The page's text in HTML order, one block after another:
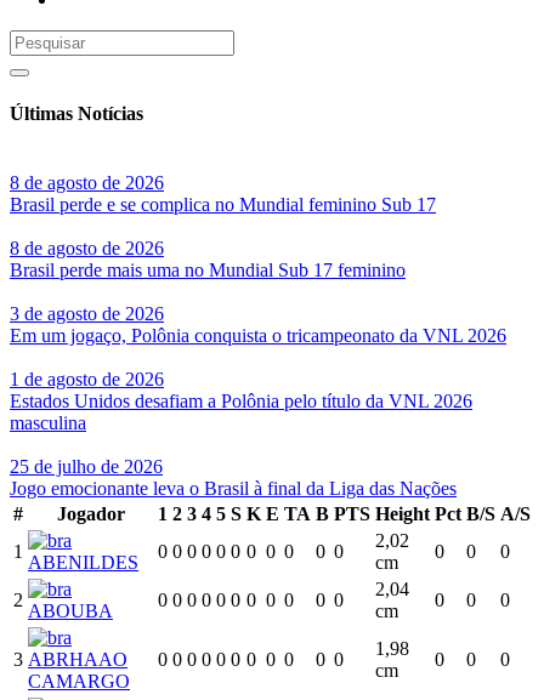
Últimas Notícias
8 de agosto de 2026
Brasil perde e se complica no Mundial feminino Sub 17
8 de agosto de 2026
Brasil perde mais uma no Mundial Sub 17 feminino
3 de agosto de 2026
Em um jogaço, Polônia conquista o tricampeonato da VNL 2026
1 de agosto de 2026
Estados Unidos desafiam a Polônia pelo título da VNL 2026
masculina
25 de julho de 2026
Jogo emocionante leva o Brasil à final da Liga das Nações
#
Jogador 1 2 3 4 5 S K E TA B PTS Height Pct B/S A/S
1
ABENILDES
0 0 0 0 0 0 0 0 0 0 0
2,02
cm
0 0 0
2
ABOUBA
0 0 0 0 0 0 0 0 0 0 0
2,04
cm
0 0 0
3 ABRHAAO
CAMARGO
0 0 0 0 0 0 0 0 0 0 0
1,98
cm
0 0 0